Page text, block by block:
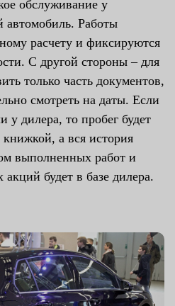
обслуживание у
Работы
расчету и фиксируются
С другой стороны – для
только часть документов,
смотреть на даты. Если
у дилера, то пробег будет
а вся история
выполненных работ и
будет в базе дилера.